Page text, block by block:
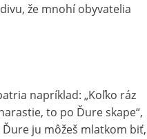
že mnohí obyvatelia
napríklad: „Koľko ráz
to po Ďure skape“,
ju môžeš mlatkom biť,